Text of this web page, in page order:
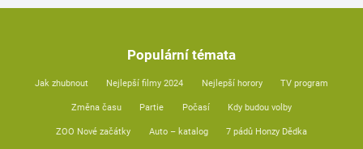
Populární témata
Jak zhubnout Nejlepší filmy 2024 Nejlepší horory TV program
Změna času Partie Počasí Kdy budou volby
ZOO Nové začátky Auto – katalog 7 pádů Honzy Dědka